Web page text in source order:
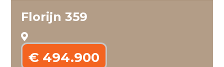
Florijn 359
€ 494.900